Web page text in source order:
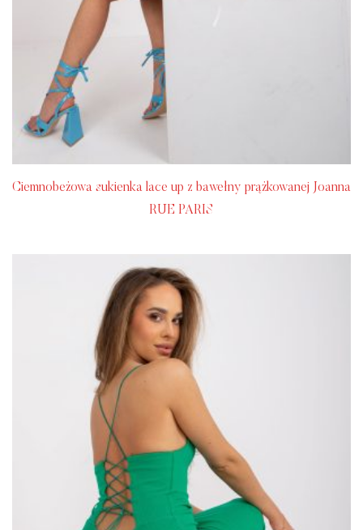
Ciemnobeżowa sukienka lace up z bawełny prążkowanej Joanna
RUE PARIS